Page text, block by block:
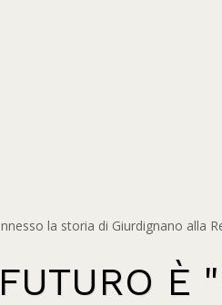
la storia di Giurdignano alla
È